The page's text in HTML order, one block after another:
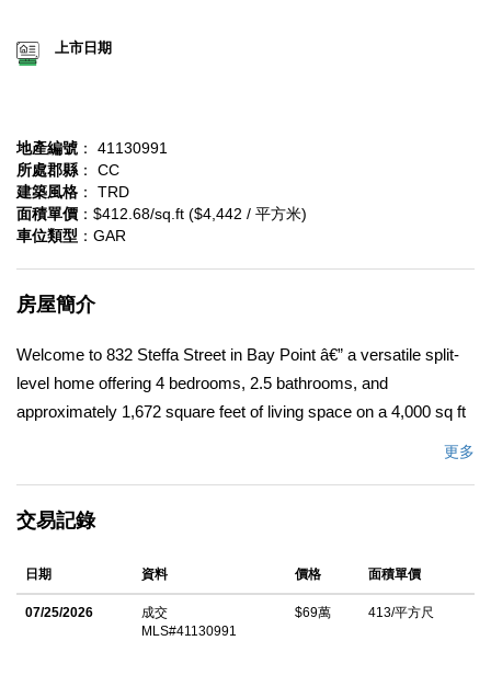
上市日期
地產編號 ： 41130991
所處郡縣 ： CC
建築風格 ： TRD
面積單價 ：$412.68/sq.ft ($4,442 / 平方米)
車位類型 ：GAR
房屋簡介
Welcome to 832 Steffa Street in Bay Point â€” a versatile split-
level home offering 4 bedrooms, 2.5 bathrooms, and
approximately 1,672 square feet of living space on a 4,000 sq ft
ideal for extended family, guests, or potential rental income. The
integration with the main home. Enjoy a cozy fireplace, a
functional floor plan, and peaceful bay views that create a calm
and inviting atmosphere. A great opportunity for buyers seeking
更多
交易記錄
日期 資料 價格 面積單價
07/25/2026
成交
MLS#41130991
$69萬 413/平方尺